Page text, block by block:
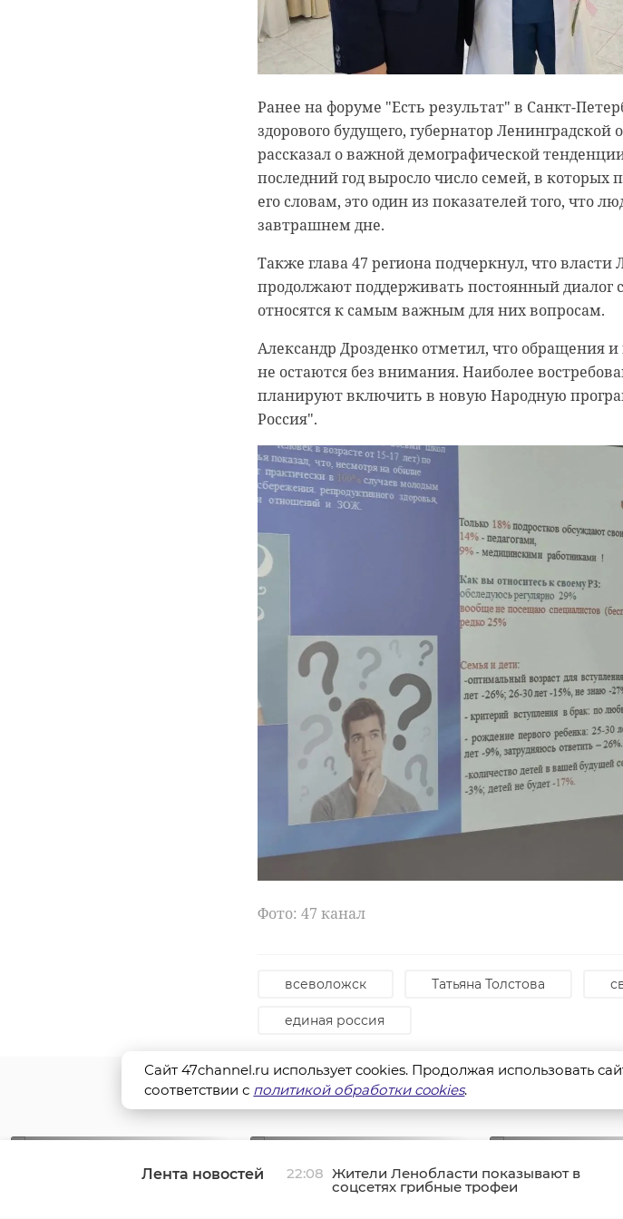
Ранее на форуме "Есть результат" в Санкт-
здорового будущего, губернатор Ленинградской
рассказал о важной демографической
последний год выросло число семей, в которых
его словам, это один из показателей того, что
завтрашнем дне.
Также глава 47 региона подчеркнул, что власти
продолжают поддерживать постоянный
относятся к самым важным для них вопросам.
Александр Дрозденко отметил, что обращения
не остаются без внимания. Наиболее
планируют включить в новую Народную
Россия".
Фото: 47 канал
всеволожск Татьяна Толстова
единая россия
РЕКОМЕНДУЕМ
также средств защиты от них.
От Ленинградской области декларацию
развития и инвестиционной деятельности
Лента новостей 22:08 Жители Ленобласти показывают в
соцсетях грибные трофеи
Сайт 47channel.ru использует cookies. Продолжая использовать
соответствии с политикой обработки cookies.